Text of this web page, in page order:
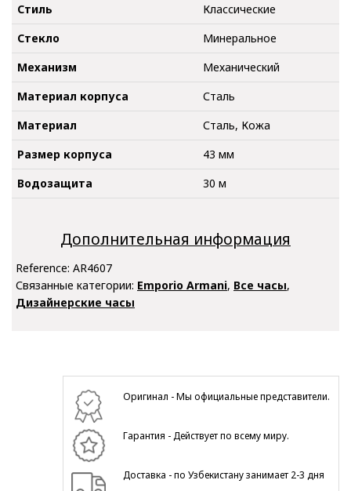
Стиль
Классические
Стекло
Минеральное
Механизм
Механический
Материал корпуса
Сталь
Материал
Сталь, Кожа
Размер корпуса
43 мм
Водозащита
30 м
Дополнительная информация
Reference: AR4607
Связанные категории: Emporio Armani, Все часы,
Дизайнерские часы
Оригинал - Мы официальные представители.
Гарантия - Действует по всему миру.
Доставка - по Узбекистану занимает 2-3 дня